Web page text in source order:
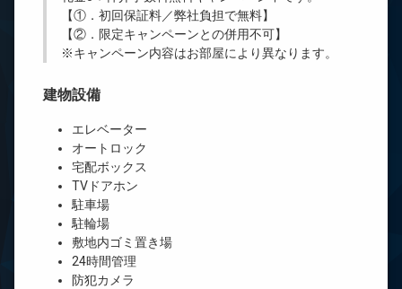
【①．初回保証料／弊社負担で無料】
【②．限定キャンペーンとの併用不可】
※キャンペーン内容はお部屋により異なります。
建物設備
エレベーター
オートロック
宅配ボックス
TVドアホン
駐車場
駐輪場
敷地内ゴミ置き場
24時間管理
防犯カメラ